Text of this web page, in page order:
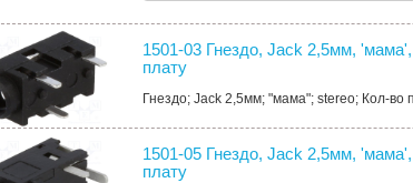
1501-03 Гнездо, Jack 2,5мм,
плату
Гнездо; Jack 2,5мм; "мама"; stereo; Кол-во
1501-05 Гнездо, Jack 2,5мм,
плату